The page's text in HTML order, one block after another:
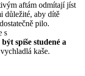
aftám odmítají jíst
důležité, aby dítě
pilo.
s
spíše studené a
kaše.